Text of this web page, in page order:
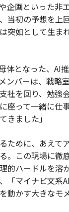
企画といった非
当初の予想を上
突如として生ま
体となった、AI
ンバーは、戦略
社を回り、勉強
座って一緒に仕
きました」
ために、あえて
。この現場に徹
的ハードルを溶
「マイナビ文系
動かす大きなモ